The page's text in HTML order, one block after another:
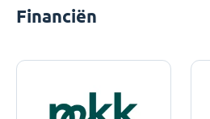
Financiën